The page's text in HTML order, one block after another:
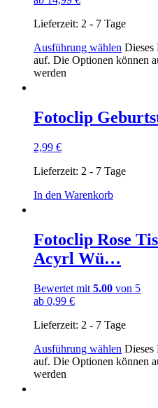
Lieferzeit: 2 - 7 Tage
Ausführung wählen Dieses
auf. Die Optionen können
werden
Fotoclip
2,99 €
Lieferzeit: 2 - 7 Tage
In den Warenkorb
Fotoclip Rose
Acyrl Wü…
Bewertet mit 5.00 von 5
ab 0,99 €
Lieferzeit: 2 - 7 Tage
Ausführung wählen Dieses
auf. Die Optionen können
werden